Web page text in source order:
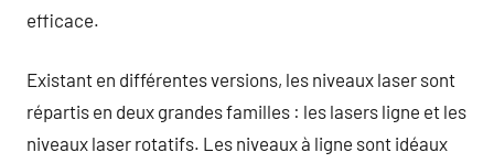
efficace.
Existant en différentes versions, les niveaux laser sont
répartis en deux grandes familles : les lasers ligne et les
niveaux laser rotatifs. Les niveaux à ligne sont idéaux